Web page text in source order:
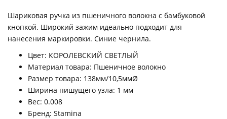
Шариковая ручка из пшеничного волокна с бамбуковой
кнопкой. Широкий зажим идеально подходит для
нанесения маркировки. Синие чернила.
Цвет: КОРОЛЕВСКИЙ СВЕТЛЫЙ
Материал товара: Пшеничное волокно
Размер товара: 138мм/10,5ммØ
Ширина пишущего узла: 1 мм
Вес: 0.008
Бренд: Stamina